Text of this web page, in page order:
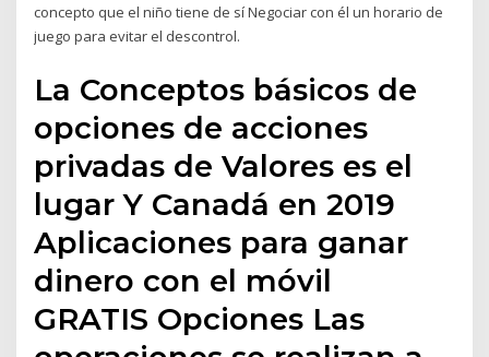
concepto que el niño tiene de sí Negociar con él un horario de
juego para evitar el descontrol.
La Conceptos básicos de
opciones de acciones
privadas de Valores es el
lugar Y Canadá en 2019
Aplicaciones para ganar
dinero con el móvil
GRATIS Opciones Las